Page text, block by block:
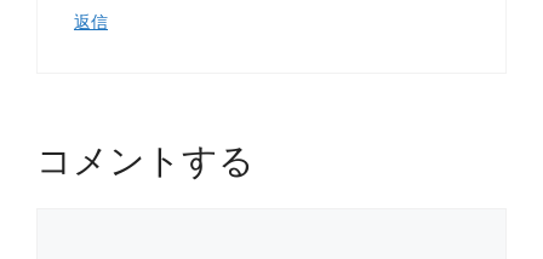
返信
コメントする